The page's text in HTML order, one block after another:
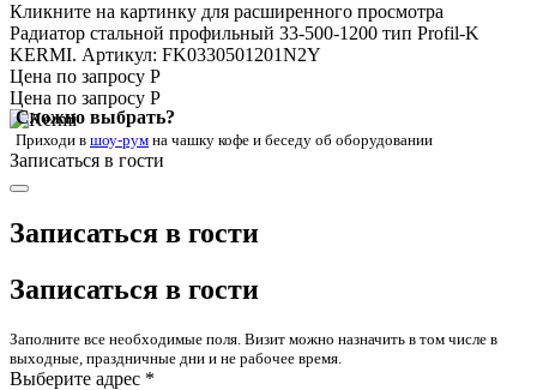
Кликните на картинку для расширенного просмотра
Радиатор стальной профильный 33-500-1200 тип Profil-K
KERMI. Артикул: FK0330501201N2Y
Цена по запросу Р
Цена по запросу Р
Сложно выбрать?
Приходи в шоу-рум на чашку кофе и беседу об оборудовании
Записаться в гости
Записаться в гости
Записаться в гости
Заполните все необходимые поля. Визит можно назначить в том числе в
выходные, праздничные дни и не рабочее время.
Выберите адрес *